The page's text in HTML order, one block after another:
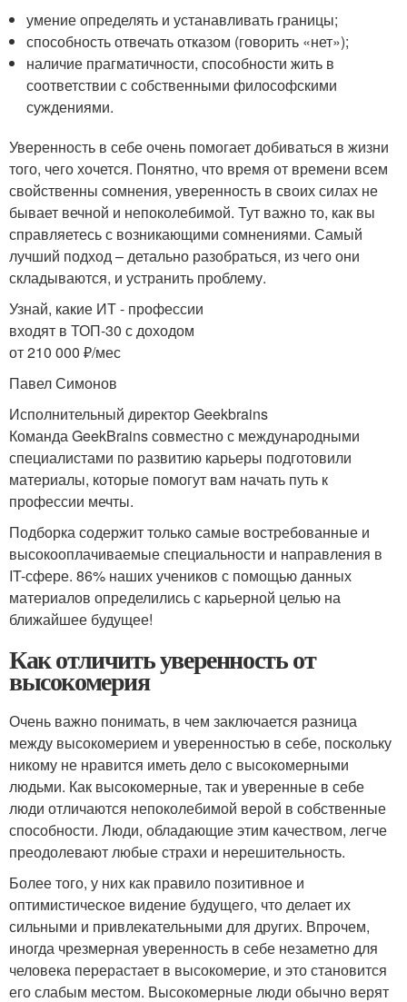
умение определять и устанавливать границы;
способность отвечать отказом (говорить «нет»);
наличие прагматичности, способности жить в
соответствии с собственными философскими
суждениями.
Уверенность в себе очень помогает добиваться в жизни
того, чего хочется. Понятно, что время от времени всем
свойственны сомнения, уверенность в своих силах не
бывает вечной и непоколебимой. Тут важно то, как вы
справляетесь с возникающими сомнениями. Самый
лучший подход – детально разобраться, из чего они
складываются, и устранить проблему.
Узнай, какие ИТ - профессии
входят в ТОП-30 с доходом
от 210 000 ₽/мес
Павел Симонов
Исполнительный директор Geekbrains
Команда GeekBrains совместно с международными
специалистами по развитию карьеры подготовили
материалы, которые помогут вам начать путь к
профессии мечты.
Подборка содержит только самые востребованные и
высокооплачиваемые специальности и направления в
IT-сфере. 86% наших учеников с помощью данных
материалов определились с карьерной целью на
ближайшее будущее!
Как отличить уверенность от
высокомерия
Очень важно понимать, в чем заключается разница
между высокомерием и уверенностью в себе, поскольку
никому не нравится иметь дело с высокомерными
людьми. Как высокомерные, так и уверенные в себе
люди отличаются непоколебимой верой в собственные
способности. Люди, обладающие этим качеством, легче
преодолевают любые страхи и нерешительность.
Более того, у них как правило позитивное и
оптимистическое видение будущего, что делает их
сильными и привлекательными для других. Впрочем,
иногда чрезмерная уверенность в себе незаметно для
человека перерастает в высокомерие, и это становится
его слабым местом. Высокомерные люди обычно верят